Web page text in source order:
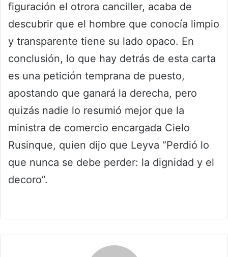
figuración el otrora canciller, acaba de
descubrir que el hombre que conocía limpio
y transparente tiene su lado opaco. En
conclusión, lo que hay detrás de esta carta
es una petición temprana de puesto,
apostando que ganará la derecha, pero
quizás nadie lo resumió mejor que la
ministra de comercio encargada Cielo
Rusinque, quien dijo que Leyva “Perdió lo
que nunca se debe perder: la dignidad y el
decoro”.